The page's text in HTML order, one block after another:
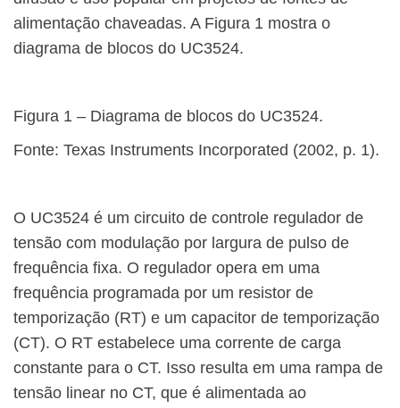
alimentação chaveadas. A Figura 1 mostra o
diagrama de blocos do UC3524.
Figura 1 – Diagrama de blocos do UC3524.
Fonte: Texas Instruments Incorporated (2002, p. 1).
O UC3524 é um circuito de controle regulador de
tensão com modulação por largura de pulso de
frequência fixa. O regulador opera em uma
frequência programada por um resistor de
temporização (RT) e um capacitor de temporização
(CT). O RT estabelece uma corrente de carga
constante para o CT. Isso resulta em uma rampa de
tensão linear no CT, que é alimentada ao